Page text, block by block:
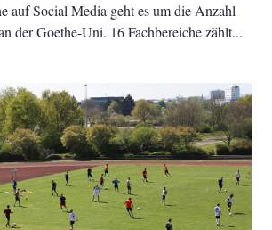
auf Social Media geht es um die Anzahl
der Goethe-Uni. 16 Fachbereiche zählt